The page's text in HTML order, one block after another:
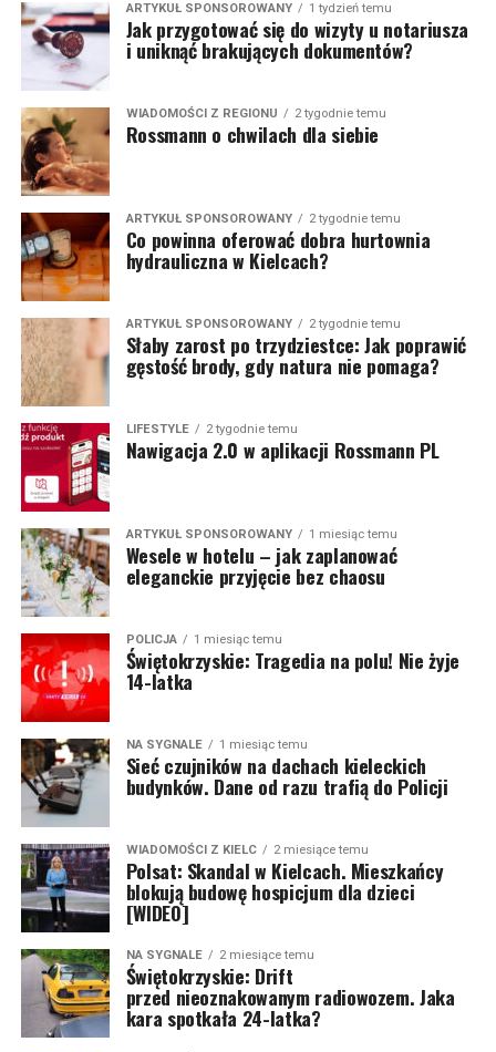
ARTYKUŁ SPONSOROWANY 1 tydzień temu
Jak przygotować się do wizyty u notariusza
i uniknąć brakujących dokumentów?
WIADOMOŚCI Z REGIONU 2 tygodnie temu
Rossmann o chwilach dla siebie
ARTYKUŁ SPONSOROWANY 2 tygodnie temu
Co powinna oferować dobra hurtownia
hydrauliczna w Kielcach?
ARTYKUŁ SPONSOROWANY 2 tygodnie temu
Słaby zarost po trzydziestce: Jak poprawić
gęstość brody, gdy natura nie pomaga?
LIFESTYLE 2 tygodnie temu
Nawigacja 2.0 w aplikacji Rossmann PL
ARTYKUŁ SPONSOROWANY 1 miesiąc temu
Wesele w hotelu – jak zaplanować
eleganckie przyjęcie bez chaosu
POLICJA 1 miesiąc temu
Świętokrzyskie: Tragedia na polu! Nie żyje
14-latka
NA SYGNALE 1 miesiąc temu
Sieć czujników na dachach kieleckich
budynków. Dane od razu trafią do Policji
WIADOMOŚCI Z KIELC 2 miesiące temu
Polsat: Skandal w Kielcach. Mieszkańcy
blokują budowę hospicjum dla dzieci
[WIDEO]
NA SYGNALE 2 miesiące temu
Świętokrzyskie: Drift
przed nieoznakowanym radiowozem. Jaka
kara spotkała 24-latka?